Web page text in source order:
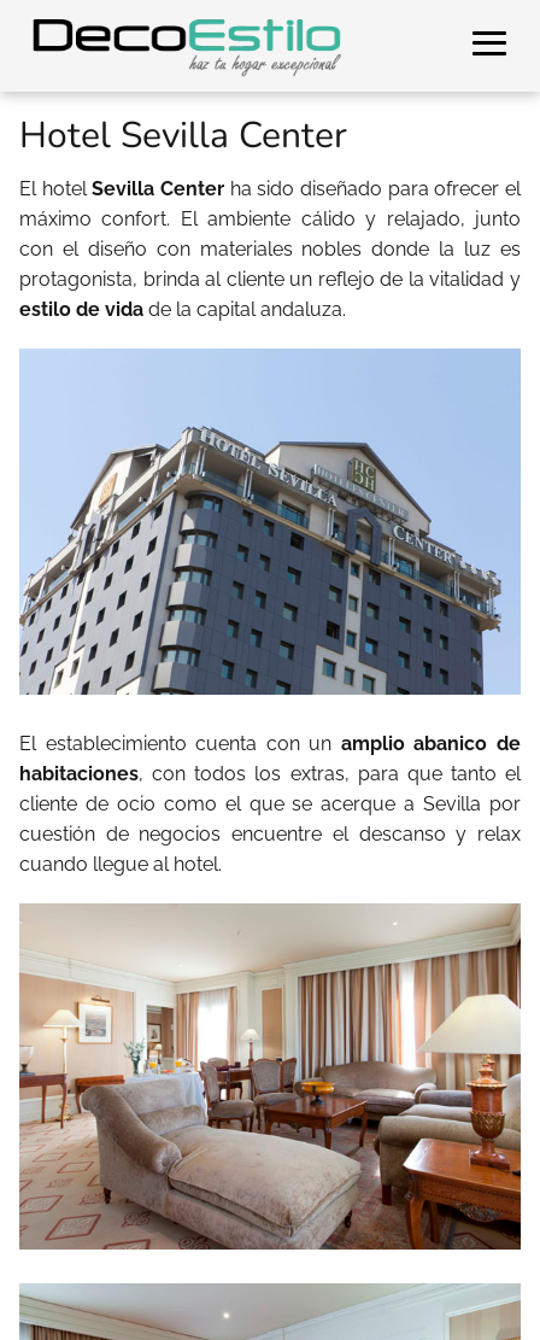
Hotel Sevilla Center
El hotelSevilla Center ha sido diseñado para ofrecer el
máximo confort. El ambiente cálido y relajado, junto
con el diseño con materiales nobles donde la luz es
protagonista, brinda al cliente un reflejo de la vitalidad y
estilo de vida de la capital andaluza.
El establecimiento cuenta con un amplio abanico de
habitaciones, con todos los extras, para que tanto el
cliente de ocio como el que se acerque a Sevilla por
cuestión de negocios encuentre el descanso y relax
cuando llegue al hotel.